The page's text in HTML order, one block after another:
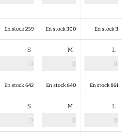
En stock 259 En stock 300 En stock 3
S M L
En stock 642 En stock 640 En stock 861
S M L